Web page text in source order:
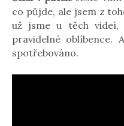
co půjde, ale jsem z
už jsme u těch
pravidelné
spotřebováno.